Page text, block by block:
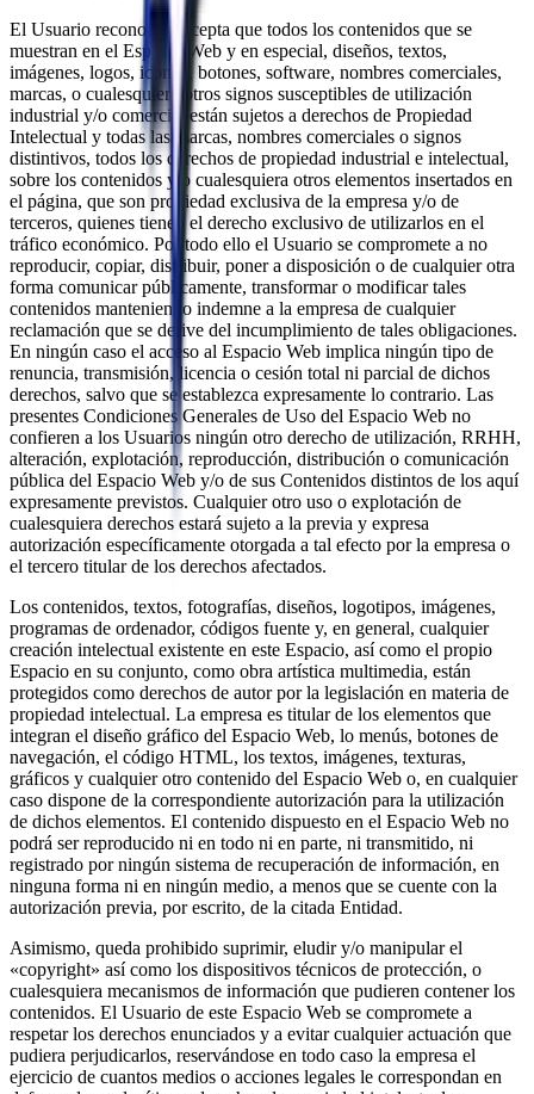
El Usuario reconoce y acepta que todos los contenidos que se
muestran en el Espacio Web y en especial, diseños, textos,
imágenes, logos, iconos, botones, software, nombres comerciales,
marcas, o cualesquiera otros signos susceptibles de utilización
industrial y/o comercial están sujetos a derechos de Propiedad
Intelectual y todas las marcas, nombres comerciales o signos
distintivos, todos los derechos de propiedad industrial e intelectual,
sobre los contenidos y/o cualesquiera otros elementos insertados en
el página, que son propiedad exclusiva de la empresa y/o de
terceros, quienes tienen el derecho exclusivo de utilizarlos en el
tráfico económico. Por todo ello el Usuario se compromete a no
reproducir, copiar, distribuir, poner a disposición o de cualquier otra
forma comunicar públicamente, transformar o modificar tales
contenidos manteniendo indemne a la empresa de cualquier
reclamación que se derive del incumplimiento de tales obligaciones.
En ningún caso el acceso al Espacio Web implica ningún tipo de
renuncia, transmisión, licencia o cesión total ni parcial de dichos
derechos, salvo que se establezca expresamente lo contrario. Las
presentes Condiciones Generales de Uso del Espacio Web no
confieren a los Usuarios ningún otro derecho de utilización, RRHH,
alteración, explotación, reproducción, distribución o comunicación
pública del Espacio Web y/o de sus Contenidos distintos de los aquí
expresamente previstos. Cualquier otro uso o explotación de
cualesquiera derechos estará sujeto a la previa y expresa
autorización específicamente otorgada a tal efecto por la empresa o
el tercero titular de los derechos afectados.
Los contenidos, textos, fotografías, diseños, logotipos, imágenes,
programas de ordenador, códigos fuente y, en general, cualquier
creación intelectual existente en este Espacio, así como el propio
Espacio en su conjunto, como obra artística multimedia, están
protegidos como derechos de autor por la legislación en materia de
propiedad intelectual. La empresa es titular de los elementos que
integran el diseño gráfico del Espacio Web, lo menús, botones de
navegación, el código HTML, los textos, imágenes, texturas,
gráficos y cualquier otro contenido del Espacio Web o, en cualquier
caso dispone de la correspondiente autorización para la utilización
de dichos elementos. El contenido dispuesto en el Espacio Web no
podrá ser reproducido ni en todo ni en parte, ni transmitido, ni
registrado por ningún sistema de recuperación de información, en
ninguna forma ni en ningún medio, a menos que se cuente con la
autorización previa, por escrito, de la citada Entidad.
Asimismo, queda prohibido suprimir, eludir y/o manipular el
«copyright» así como los dispositivos técnicos de protección, o
cualesquiera mecanismos de información que pudieren contener los
contenidos. El Usuario de este Espacio Web se compromete a
respetar los derechos enunciados y a evitar cualquier actuación que
pudiera perjudicarlos, reservándose en todo caso la empresa el
ejercicio de cuantos medios o acciones legales le correspondan en